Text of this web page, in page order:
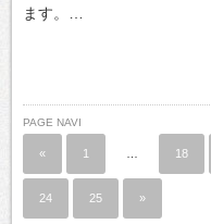
ます。…
PAGE NAVI
« 1 18
24 25 »